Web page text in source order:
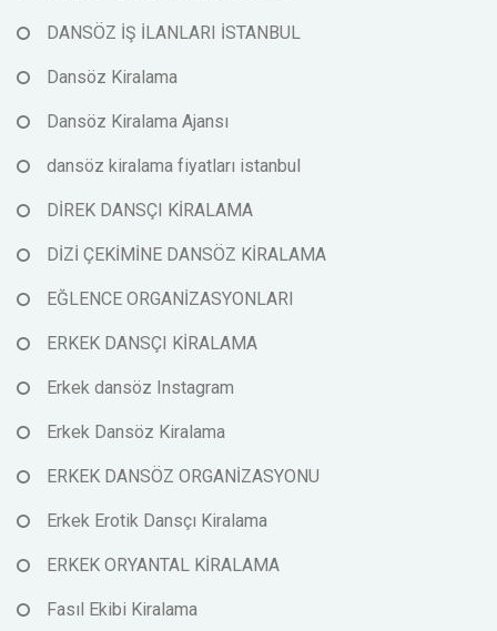
DANSÖZ İŞ İLANLARI İSTANBUL
Dansöz Kiralama
Dansöz Kiralama Ajansı
dansöz kiralama fiyatları istanbul
DİREK DANSÇI KİRALAMA
DİZİ ÇEKİMİNE DANSÖZ KİRALAMA
EĞLENCE ORGANİZASYONLARI
ERKEK DANSÇI KİRALAMA
Erkek dansöz Instagram
Erkek Dansöz Kiralama
ERKEK DANSÖZ ORGANİZASYONU
Erkek Erotik Dansçı Kiralama
ERKEK ORYANTAL KİRALAMA
Fasıl Ekibi Kiralama